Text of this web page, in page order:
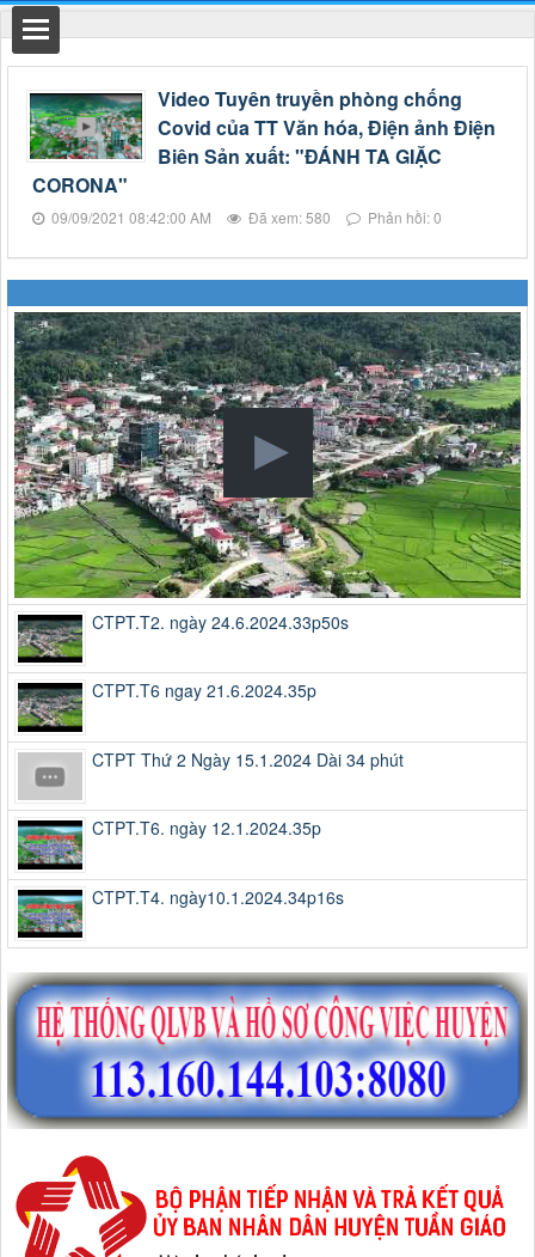
chính
Video Tuyên truyền phòng chống
Covid của TT Văn hóa, Điện ảnh Điện
Biên Sản xuất: "ĐÁNH TA GIẶC
CORONA"
09/09/2021 08:42:00 AM Đã xem: 580 Phản hồi: 0
CTPT.T2. ngày 24.6.2024.33p50s
CTPT.T6 ngay 21.6.2024.35p
CTPT Thứ 2 Ngày 15.1.2024 Dài 34 phút
CTPT.T6. ngày 12.1.2024.35p
CTPT.T4. ngày10.1.2024.34p16s